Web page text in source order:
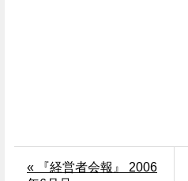
« 『経営者会報』 2006